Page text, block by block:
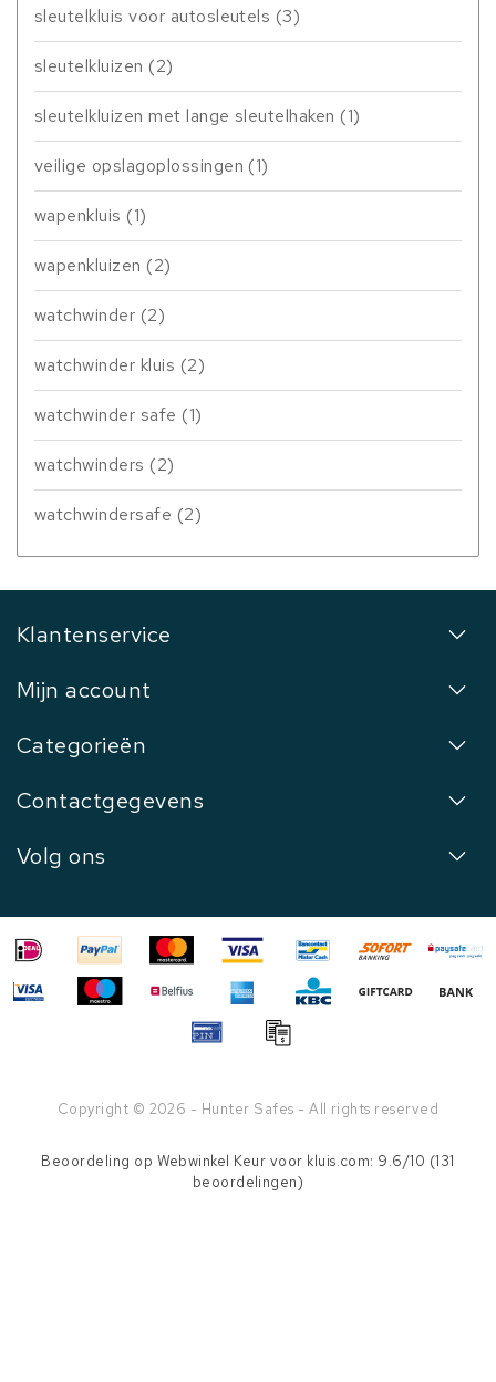
sleutelkluis voor autosleutels (3)
sleutelkluizen (2)
sleutelkluizen met lange sleutelhaken (1)
veilige opslagoplossingen (1)
wapenkluis (1)
wapenkluizen (2)
watchwinder (2)
watchwinder kluis (2)
watchwinder safe (1)
watchwinders (2)
watchwindersafe (2)
Klantenservice
Mijn account
Categorieën
Contactgegevens
Volg ons
Copyright © 2026 - Hunter Safes - All rights reserved
Beoordeling op Webwinkel Keur voor kluis.com: 9.6/10 (131
beoordelingen)